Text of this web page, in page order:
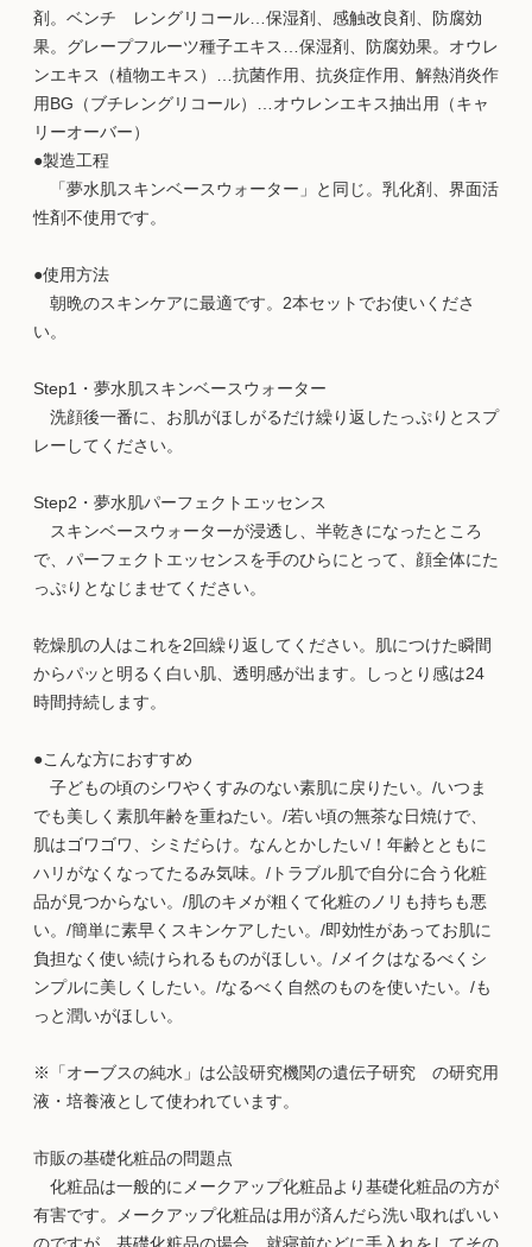
剤。ベンチ レングリコール…保湿剤、感触改良剤、防腐効
果。グレープフルーツ種子エキス…保湿剤、防腐効果。オウレ
ンエキス（植物エキス）…抗菌作用、抗炎症作用、解熱消炎作
用BG（ブチレングリコール）…オウレンエキス抽出用（キャ
リーオーバー）
●製造工程
「夢水肌スキンベースウォーター」と同じ。乳化剤、界面活
性剤不使用です。
●使用方法
朝晩のスキンケアに最適です。2本セットでお使いくださ
い。
Step1・夢水肌スキンベースウォーター
洗顔後一番に、お肌がほしがるだけ繰り返したっぷりとスプ
レーしてください。
Step2・夢水肌パーフェクトエッセンス
スキンベースウォーターが浸透し、半乾きになったところ
で、パーフェクトエッセンスを手のひらにとって、顔全体にた
っぷりとなじませてください。
乾燥肌の人はこれを2回繰り返してください。肌につけた瞬間
からパッと明るく白い肌、透明感が出ます。しっとり感は24
時間持続します。
●こんな方におすすめ
子どもの頃のシワやくすみのない素肌に戻りたい。/いつま
でも美しく素肌年齢を重ねたい。/若い頃の無茶な日焼けで、
肌はゴワゴワ、シミだらけ。なんとかしたい/！年齢とともに
ハリがなくなってたるみ気味。/トラブル肌で自分に合う化粧
品が見つからない。/肌のキメが粗くて化粧のノリも持ちも悪
い。/簡単に素早くスキンケアしたい。/即効性があってお肌に
負担なく使い続けられるものがほしい。/メイクはなるべくシ
ンプルに美しくしたい。/なるべく自然のものを使いたい。/も
っと潤いがほしい。
※「オーブスの純水」は公設研究機関の遺伝子研究 の研究用
液・培養液として使われています。
市販の基礎化粧品の問題点
化粧品は一般的にメークアップ化粧品より基礎化粧品の方が
有害です。メークアップ化粧品は用が済んだら洗い取ればいい